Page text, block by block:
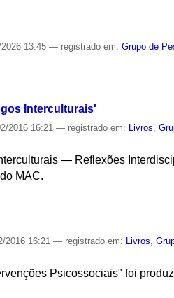
2026 13:45— registrado em:Grupo de
Interculturais'
2016 16:21— registrado em: Livros ,
— Reflexões
MAC.
2016 16:21— registrado em: Livros ,
Psicossociais" foi